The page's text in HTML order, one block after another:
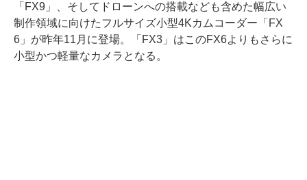
「FX9」、そしてドローンへの搭載なども含めた幅広い
制作領域に向けたフルサイズ小型4Kカムコーダー「FX
6」が昨年11月に登場。「FX3」はこのFX6よりもさらに
小型かつ軽量なカメラとなる。